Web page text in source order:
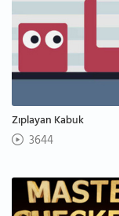
Zıplayan Kabuk
3644